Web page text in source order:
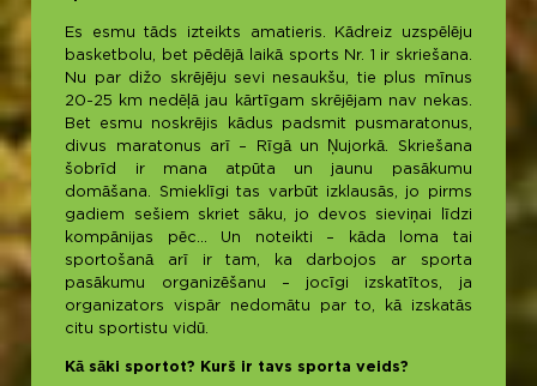
Es esmu tāds izteikts amatieris. Kādreiz uzspēlēju
basketbolu, bet pēdējā laikā sports Nr. 1 ir skriešana.
Nu par dižo skrējēju sevi nesaukšu, tie plus mīnus
20-25 km nedēļā jau kārtīgam skrējējam nav nekas.
Bet esmu noskrējis kādus padsmit pusmaratonus,
divus maratonus arī – Rīgā un Ņujorkā. Skriešana
šobrīd ir mana atpūta un jaunu pasākumu
domāšana. Smieklīgi tas varbūt izklausās, jo pirms
gadiem sešiem skriet sāku, jo devos sieviņai līdzi
kompānijas pēc… Un noteikti – kāda loma tai
sportošanā arī ir tam, ka darbojos ar sporta
pasākumu organizēšanu – jocīgi izskatītos, ja
organizators vispār nedomātu par to, kā izskatās
citu sportistu vidū.
Kā sāki sportot? Kurš ir tavs sporta veids?